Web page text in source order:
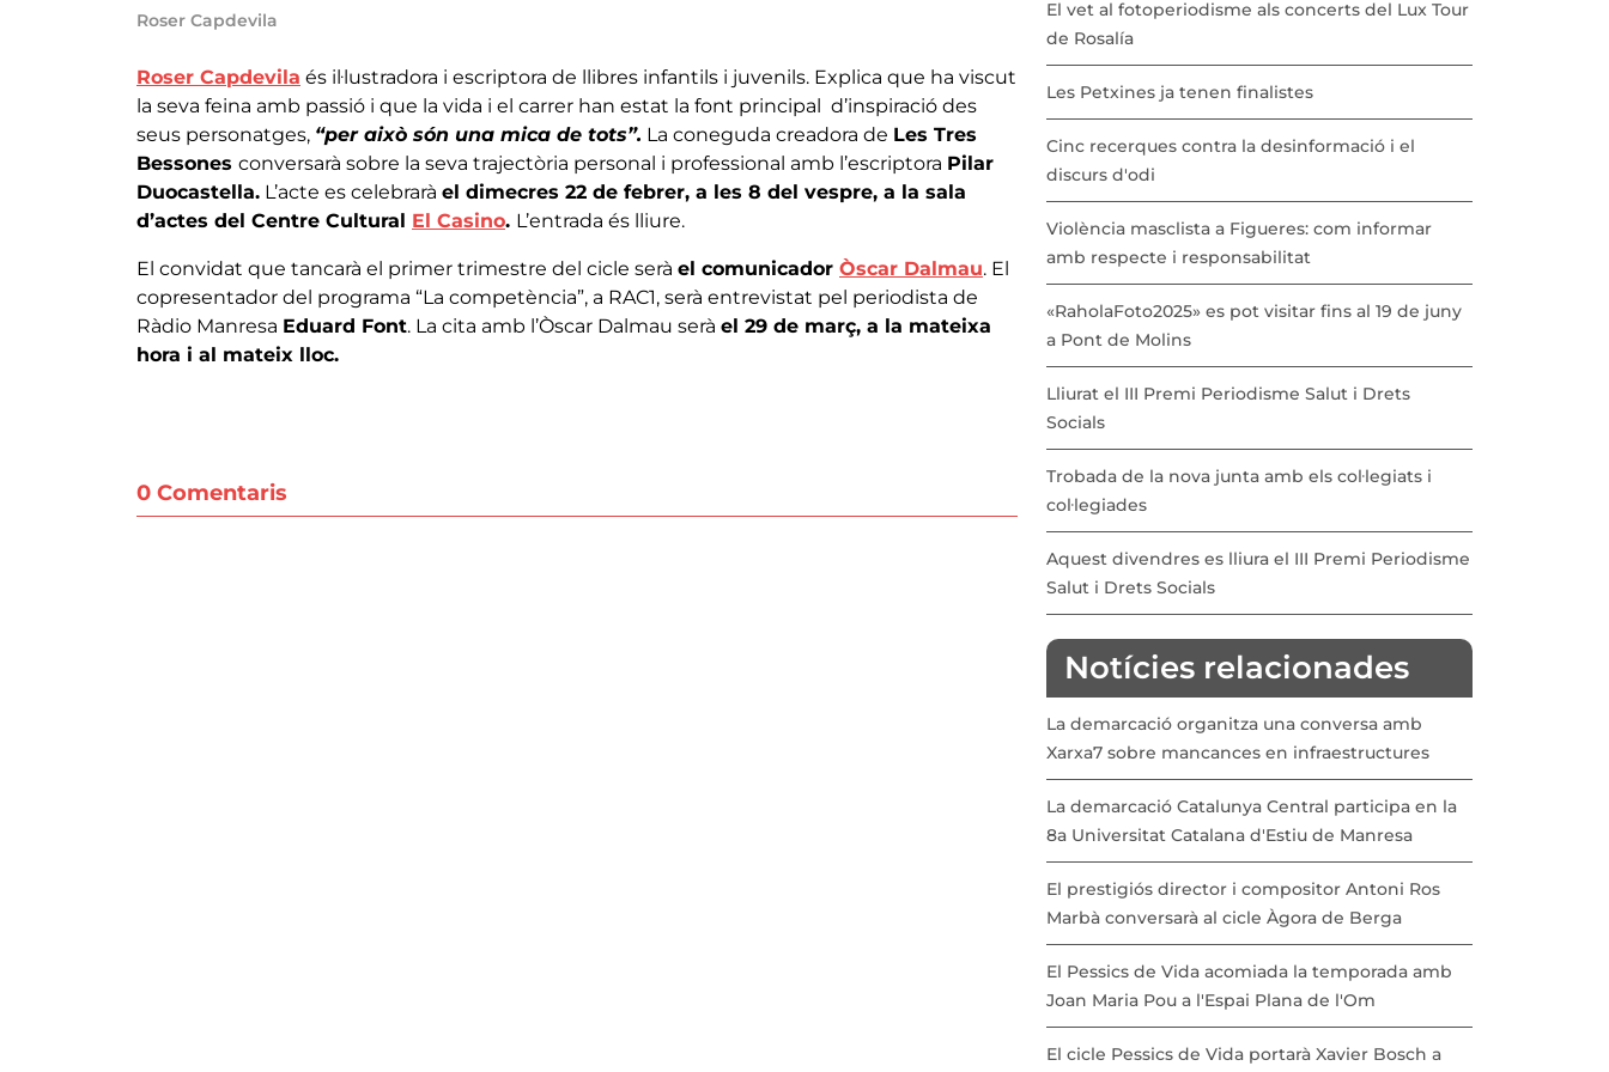
Roser Capdevila
Roser Capdevila és il·lustradora i escriptora de llibres infantils i juvenils. Explica que ha viscut
la seva feina amb passió i que la vida i el carrer han estat la font principal d’inspiració des
seus personatges, “per això són una mica de tots”. La coneguda creadora de Les Tres
Bessones conversarà sobre la seva trajectòria personal i professional amb l’escriptora Pilar
Duocastella. L’acte es celebrarà el dimecres 22 de febrer, a les 8 del vespre, a la sala
d’actes del Centre Cultural El Casino. L’entrada és lliure.
El convidat que tancarà el primer trimestre del cicle serà el comunicador Òscar Dalmau. El
copresentador del programa “La competència”, a RAC1, serà entrevistat pel periodista de
Ràdio Manresa Eduard Font. La cita amb l’Òscar Dalmau serà el 29 de març, a la mateixa
hora i al mateix lloc.
0 Comentaris
El vet al fotoperiodisme als concerts del Lux Tour
de Rosalía
Les Petxines ja tenen finalistes
Cinc recerques contra la desinformació i el
discurs d'odi
Violència masclista a Figueres: com informar
amb respecte i responsabilitat
«RaholaFoto2025» es pot visitar fins al 19 de juny
a Pont de Molins
Lliurat el III Premi Periodisme Salut i Drets
Socials
Trobada de la nova junta amb els col·legiats i
col·legiades
Aquest divendres es lliura el III Premi Periodisme
Salut i Drets Socials
Notícies relacionades
La demarcació organitza una conversa amb
Xarxa7 sobre mancances en infraestructures
La demarcació Catalunya Central participa en la
8a Universitat Catalana d'Estiu de Manresa
El prestigiós director i compositor Antoni Ros
Marbà conversarà al cicle Àgora de Berga
El Pessics de Vida acomiada la temporada amb
Joan Maria Pou a l'Espai Plana de l'Om
El cicle Pessics de Vida portarà Xavier Bosch a